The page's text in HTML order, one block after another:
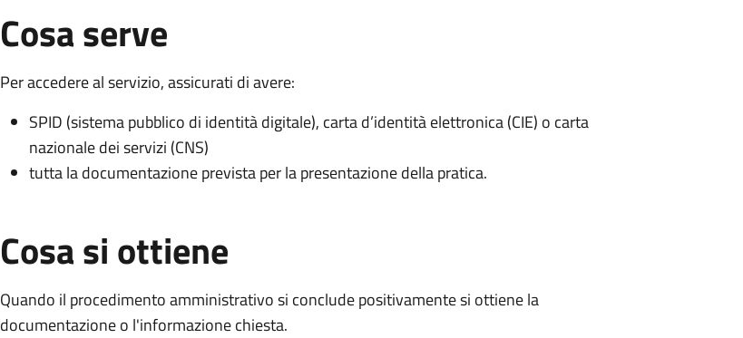
Cosa serve
Per accedere al servizio, assicurati di avere:
SPID (sistema pubblico di identità digitale), carta d’identità elettronica (CIE) o carta
nazionale dei servizi (CNS)
tutta la documentazione prevista per la presentazione della pratica.
Cosa si ottiene
Quando il procedimento amministrativo si conclude positivamente si ottiene la
documentazione o l'informazione chiesta.